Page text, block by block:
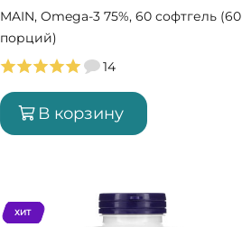
MAIN, Omega-3 75%, 60 софтгель (60
порций)
14
В корзину
ХИТ